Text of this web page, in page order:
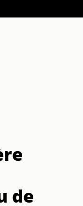
de